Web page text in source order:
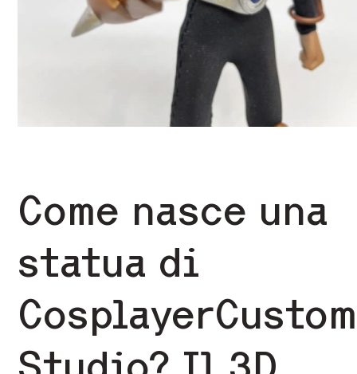
Come nasce una
statua di
CosplayerCustom